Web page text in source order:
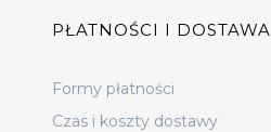
PŁATNOŚCI I DOSTAWA
Formy płatności
Czas i koszty dostawy